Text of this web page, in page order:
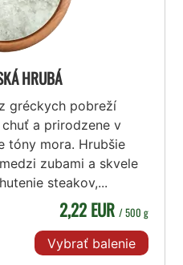
HRUBÁ
gréckych pobreží
a prirodzene v
tóny mora. Hrubšie
zubami a skvele
steakov,...
2,22 EUR / 500 g
Vybrať balenie